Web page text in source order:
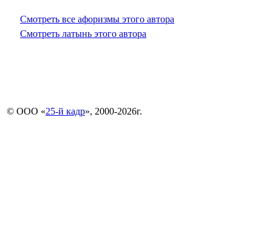
Смотреть все афоризмы этого автора
Смотреть латынь этого автора
© ООО «25-й кадр», 2000-2026г.